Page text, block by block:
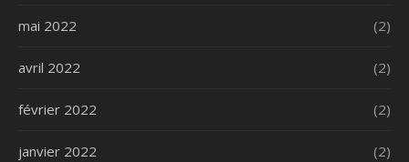
mai 2022 (2)
avril 2022 (2)
février 2022 (2)
janvier 2022 (2)